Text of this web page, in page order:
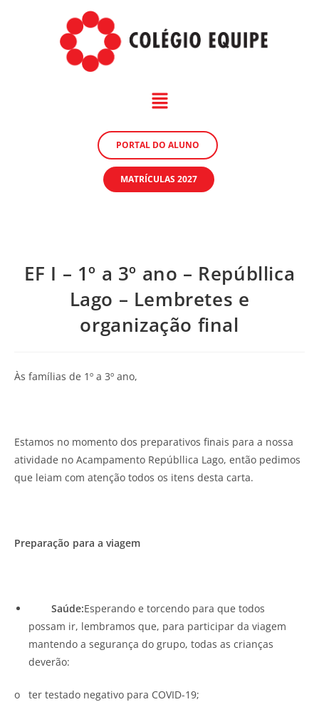
PORTAL DO ALUNO
MATRÍCULAS 2027
EF I – 1º a 3º ano – Repúbllica
Lago – Lembretes e
organização final
Às famílias de 1º a 3º ano,
Estamos no momento dos preparativos finais para a nossa
atividade no Acampamento Repúbllica Lago, então pedimos
que leiam com atenção todos os itens desta carta.
Preparação para a viagem
Saúde:Esperando e torcendo para que todos
possam ir, lembramos que, para participar da viagem
mantendo a segurança do grupo, todas as crianças
deverão:
o ter testado negativo para COVID-19;